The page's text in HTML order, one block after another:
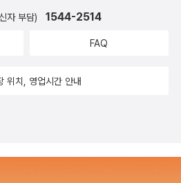
슬 죽어가는것들이 나와서 살짝 걱정
리를 내리는걸 보니 신기하긴해요. 올
책은 구매하지 않기로 했어요. '서유요
자 부담) 1544-2514
FAQ
위치, 영업시간 안내